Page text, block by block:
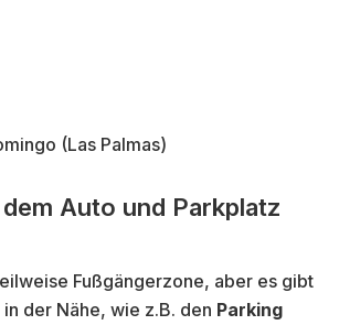
Auto und Parkplatz
Fußgängerzone, aber es gibt
der Nähe, wie z.B. den Parking